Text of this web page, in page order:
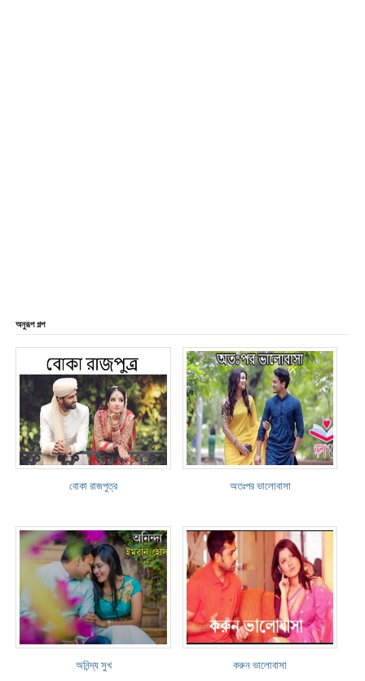
অনুরূপ গল্প
বোকা রাজপুত্র অতঃপর ভালোবাসা
অনিন্দ্য সুখ করুন ভালোবাসা